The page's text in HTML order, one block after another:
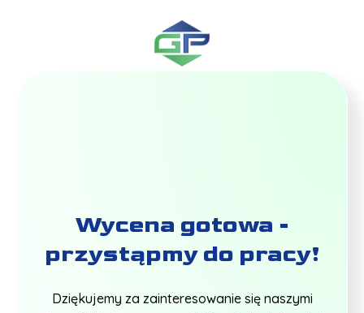
Wycena gotowa -
przystąpmy do pracy!
Dziękujemy za zainteresowanie się naszymi